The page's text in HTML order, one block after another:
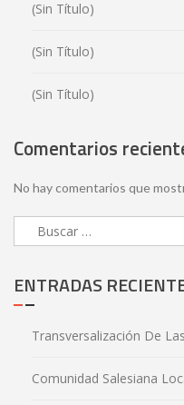
(sin Título)
(sin Título)
(sin Título)
Comentarios
No hay comentarios que
ENTRADAS
Transversalización De
Comunidad Salesiana